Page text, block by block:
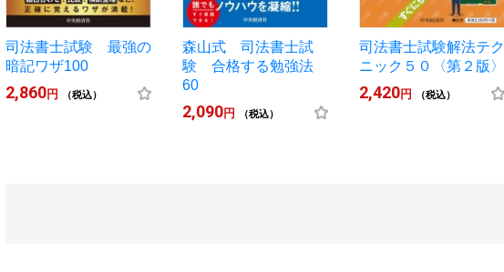
司法書士試験 最強の
暗記ワザ100
2,860円 （税込）
森山式 司法書士試
験 合格する勉強法
60
2,090円 （税込）
司法書士試験解法テク
ニック５０〈第２版〉
2,420円 （税込）